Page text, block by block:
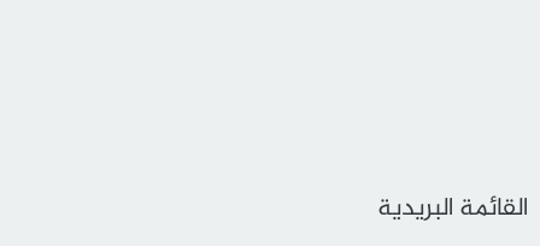
القائمة البريدية